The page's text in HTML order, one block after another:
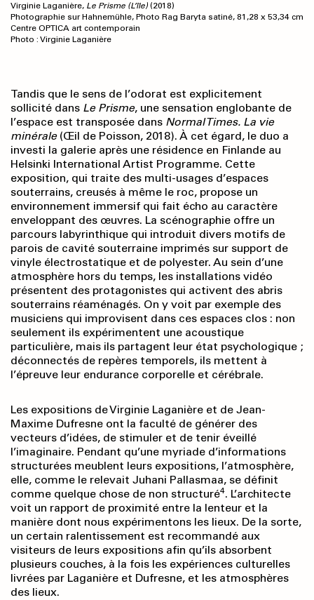
Virginie Laganière, Le Prisme (L’île) (2018)
Photographie sur Hahnemühle, Photo Rag Baryta satiné, 81,28 x 53,34 cm
Centre OPTICA art contemporain
Photo : Virginie Laganière
Tandis que le sens de l’odorat est explicitement
sollicité dans Le Prisme, une sensation englobante de
l’espace est transposée dans Normal Times. La vie
minérale(Œil de Poisson, 2018). À cet égard, le duo a
investi la galerie après une résidence en Finlande au
Helsinki International Artist Programme. Cette
exposition, qui traite des multi-usages d’espaces
souterrains, creusés à même le roc, propose un
environnement immersif qui fait écho au caractère
enveloppant des œuvres. La scénographie offre un
parcours labyrinthique qui introduit divers motifs de
parois de cavité souterraine imprimés sur support de
vinyle électrostatique et de polyester. Au sein d’une
atmosphère hors du temps, les installations vidéo
présentent des protagonistes qui activent des abris
souterrains réaménagés. On y voit par exemple des
musiciens qui improvisent dans ces espaces clos : non
seulement ils expérimentent une acoustique
particulière, mais ils partagent leur état psychologique ;
déconnectés de repères temporels, ils mettent à
l’épreuve leur endurance corporelle et cérébrale.
Les expositions de Virginie Laganière et de Jean-
Maxime Dufresne ont la faculté de générer des
vecteurs d’idées, de stimuler et de tenir éveillé
l’imaginaire. Pendant qu’une myriade d’informations
structurées meublent leurs expositions, l’atmosphère,
elle, comme le relevait Juhani Pallasmaa, se définit
comme quelque chose de non structuré4. L’architecte
voit un rapport de proximité entre la lenteur et la
manière dont nous expérimentons les lieux. De la sorte,
un certain ralentissement est recommandé aux
visiteurs de leurs expositions afin qu’ils absorbent
plusieurs couches, à la fois les expériences culturelles
livrées par Laganière et Dufresne, et les atmosphères
des lieux.